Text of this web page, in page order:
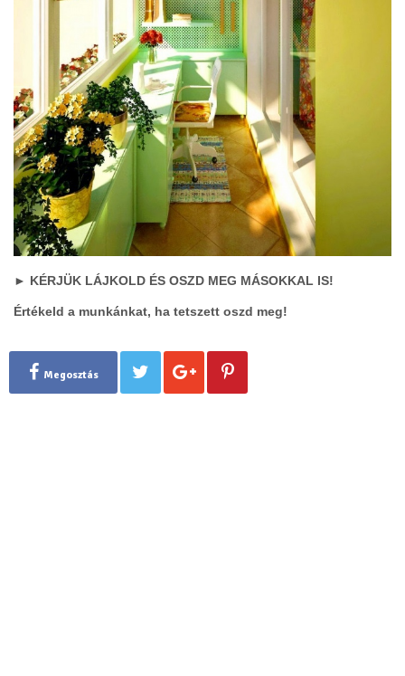
► KÉRJÜK LÁJKOLD ÉS OSZD MEG MÁSOKKAL IS!
Értékeld a munkánkat, ha tetszett oszd meg!
Megosztás